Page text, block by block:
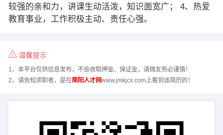
较强的亲和力，讲课生动活泼，知识面宽广； 4、热爱
教育事业，工作积极主动、责任心强。
温馨提示
1、本平台仅供信息发布，不会收取押金、保证金，请微友务必谨慎！
2、请告知求职者，是在简阳人才网www.jmkjcx.com上看到该简历的！